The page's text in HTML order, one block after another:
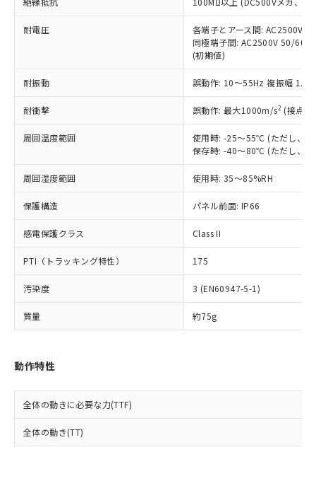
耐電圧
各端子とアース間: AC2500V
同極端子間: AC2500V 50/
(初期値)
耐振動 誤動作: 10～55Hz 複振幅
耐衝撃 誤動作: 最大1000m/s2 (接点
周囲温度範囲
使用時: -25～55℃ (ただし、氷
保存時: -40～80℃ (ただし、氷
周囲湿度範囲 使用時: 35～85%RH
保護構造 パネル前面: IP66
感電保護クラス Class II
PTI（トラッキング特性） 175
汚染度 3 (EN60947-5-1)
質量 約75g
動作特性
全体の動きに必要な力(TTF)
全体の動き(TT)
ことをご了承ください。
在庫状況および標準価格照会結果は、
記載している更新日時点での社内デー
タに基づき作成されるものであり、閲
覧された時点での実際の在庫および標
準価格とは異なる場合があることをご
正式な納期状況および標準価格はお客
様のお取引先、またはお客様担当のオ
ムロン制御機器販売店・当社販売員に
オムロン制御機器販売店や当社販売拠
販売ネットワーク
」をご確認
在庫状況および標準価格結果を当社の
事前の承諾なく第三者に漏洩または開
示しないようお願いします。
マイパーツ機能（部品リスト作成サー
メンバーズにご登録されている必要が
お客様が当ウェブサイト上で当社にご
をご了承ください。
※当社の共同利用者とは、
の共同利用に関して"
用者の範囲」に記載されている法人を
いたものが、含有品と判明した場合などや
むを得ず変更することがあります。
鉛(Pb) 1000ppm以下、 水銀(Hg) 1000ppm以下、 カド
六価クロム(Cr(Ⅵ)) 1000ppm以下、ポリ臭化ビフェニル
ル) (DEHP)(別名：DOP) 1000ppm以下、フタル酸ブチ
ルベンジル（BBP） 1000ppm以下、フタル酸ジブチル
（DBP） 1000ppm以下、フタル酸ジイソブチル
(DIBP) 1000ppm以下
但し、RoHS指令で産業用監視および制御機器に対する
フタル酸エステル類の４物質については閾値を超える意
※2 対応予定月
部品在庫の切り替え状況などにより、予定
月が前後することがあります。
※3 非含有証明書ダウンロード
EU RoHS指令（10物質）の非含有証明書
※本証明書は発行日時点で非含有を証明す
基準値を超えていることを示します。
「－」：未確認です。当社販売部門へお問
*中国RoHS10物質の基準値 (GB/T26572)：
Cr(Ⅵ)(六価クロム) : 1000ppm、 PBBs(ポリ臭化ビフェ
ニル類) : 1000ppm、 PBDEs(ポリ臭化ジフェニルエーテ
DBP(フタル酸ジブチル) : 1000ppm、 DIBP(フタル酸ジ
イソブチル) : 1000ppm、 BBP(フタル酸ブチルベンジ
DEHP(フタル酸ビス(2-エチルヘキシル)) : 1000ppm
※2 環境保護使用期限
「ｅ」：有害物質（10物質）のすべてが基
準値以下であることを示します。
「10」：通常の使用状況下において有害物
質が外部に漏えいし、環境に深刻な影響を
及ぼさない年数を意味します。
「－」：未確認です。当社販売部門へお問
当社は、これら貴社製品のうち、外国
為替および外国貿易法に定める商品
（以下｢規制貨物等」という）を輸出
または国外への提供する場合は、日本
国政府の輸出許可(または役務取引許
可)を取得するなどの必要な手続きを
当社は規制貨物を破棄する場合は、完
全に破砕するなど、違法に輸出されな
いよう必要な手段を講じます。
当社は貴社製品を、核兵器、ミサイ
ル、化学兵器、生物兵器またはその他
武器並びにこれらの製造装置等に一切
当社は、貴社製品を第三者に販売する
場合は、上記1、2および3の内容を当
該第三者に通知します。また当社は、
販売先および販売に係わる関係者が違
法に輸出するおそれがある場合は、取
り引きをいたしません。
一定数以上の在庫あり
△ 一定数には満たないが在庫あり
－
在庫なし(最新の在庫状況につ
いては、お客様のお取引先、ま
たはお客様担当のオムロン制御
機器販売店・当社販売員にご確
空
受注生産機種、また在庫状況の
情報を公開していない機種